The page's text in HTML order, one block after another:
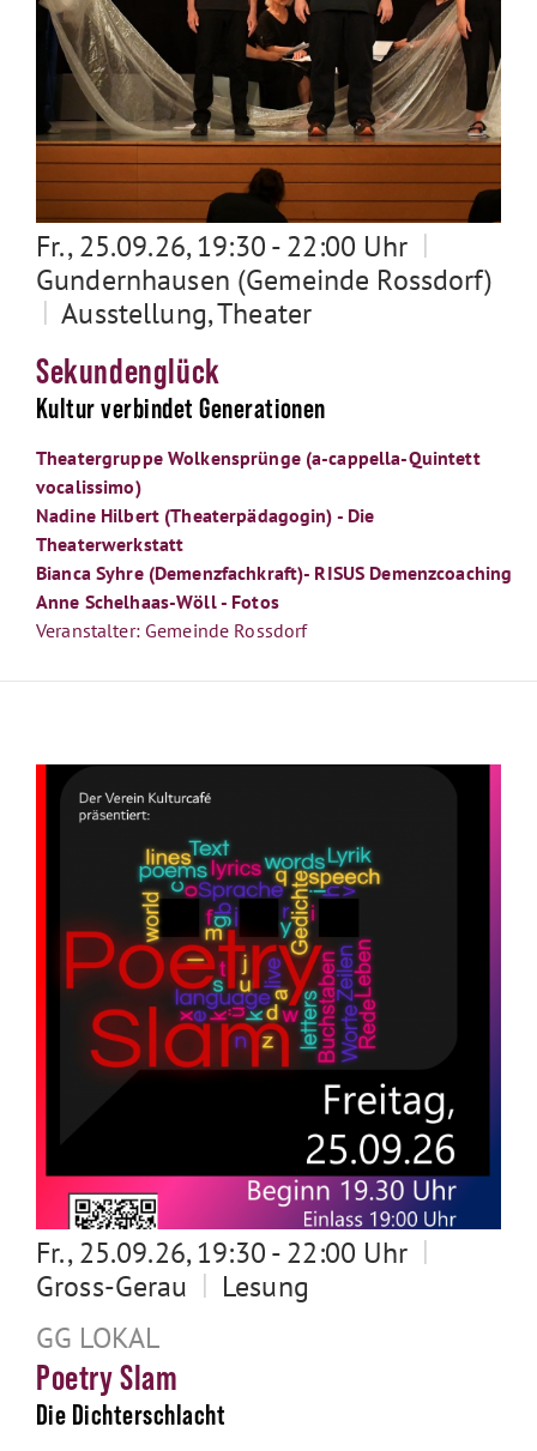
Fr., 25.09.26, 19:30 - 22:00 Uhr |
Gundernhausen (Gemeinde Rossdorf)
| Ausstellung, Theater
Sekundenglück
Kultur verbindet Generationen
Theatergruppe Wolkensprünge (a-cappella-Quintett
vocalissimo)
Nadine Hilbert (Theaterpädagogin) - Die
Theaterwerkstatt
Bianca Syhre (Demenzfachkraft)- RISUS Demenzcoaching
Anne Schelhaas-Wöll - Fotos
Veranstalter: Gemeinde Rossdorf
Fr., 25.09.26, 19:30 - 22:00 Uhr |
Gross-Gerau | Lesung
GG LOKAL
Poetry Slam
Die Dichterschlacht